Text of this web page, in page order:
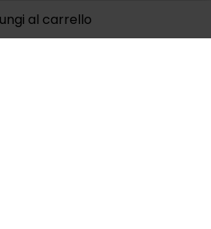
al carrello